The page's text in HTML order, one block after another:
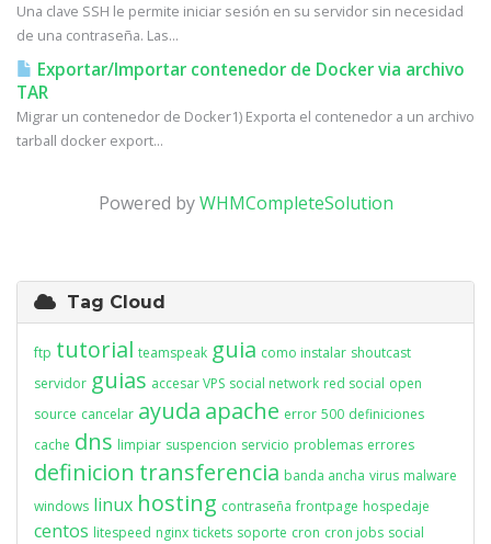
Una clave SSH le permite iniciar sesión en su servidor sin necesidad
de una contraseña. Las...
Exportar/Importar contenedor de Docker via archivo
TAR
Migrar un contenedor de Docker1) Exporta el contenedor a un archivo
tarball docker export...
Powered byWHMCompleteSolution
Tag Cloud
ftp tutorial teamspeak guia como instalar shoutcast
servidor guias accesar VPS social network red social open
source cancelar ayuda apache error 500 definiciones
cache dns limpiar suspencion servicio problemas errores
definicion transferencia banda ancha virus malware
windows linux hosting contraseña frontpage hospedaje
centos litespeed nginx tickets soporte cron cron jobs social